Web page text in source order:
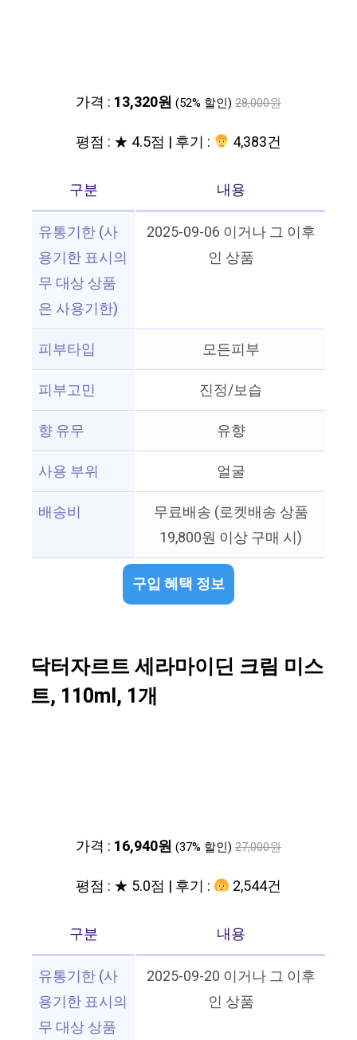
가격 : 13,320원 (52% 할인) 28,000원
평점 : ★ 4.5점 | 후기 : 4,383건
구분
내용
유통기한 (사
용기한 표시의
무 대상 상품
은 사용기한)
2025-09-06 이거나 그 이후
인 상품
피부타입
모든피부
피부고민
진정/보습
향 유무
유향
사용 부위
얼굴
배송비
무료배송 (로켓배송 상품
19,800원 이상 구매 시)
구입 혜택 정보
닥터자르트 세라마이딘 크림 미스
트, 110ml, 1개
가격 : 16,940원 (37% 할인) 27,000원
평점 : ★ 5.0점 | 후기 : 2,544건
구분
내용
유통기한 (사
용기한 표시의
무 대상 상품
2025-09-20 이거나 그 이후
인 상품